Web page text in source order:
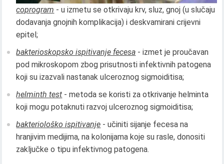
coprogram - u izmetu se otkrivaju krv, sluz, gnoj (u slučaju
dodavanja gnojnih komplikacija) i deskvamirani crijevni
epitel;
bakterioskopsko ispitivanje fecesa - izmet je proučavan
pod mikroskopom zbog prisutnosti infektivnih patogena
koji su izazvali nastanak ulceroznog sigmoiditisa;
helminth test - metoda se koristi za otkrivanje helminta
koji mogu potaknuti razvoj ulceroznog sigmoiditisa;
bakteriološko ispitivanje - učiniti sijanje fecesa na
hranjivim medijima, na kolonijama koje su rasle, donositi
zaključke o tipu infektivnog patogena.